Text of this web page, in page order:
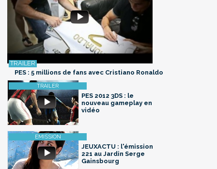
PES : 5 millions de fans avec Cristiano Ronaldo
PES 2012 3DS : le
nouveau gameplay en
vidéo
JEUXACTU : l'émission
221 au Jardin Serge
Gainsbourg